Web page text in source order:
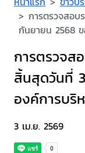
การตรวจสอบ
กันยายน 2568 ข
การตรวจส
สิ้นสุดวันที่
องค์การบริ
3 เม.ย. 2569